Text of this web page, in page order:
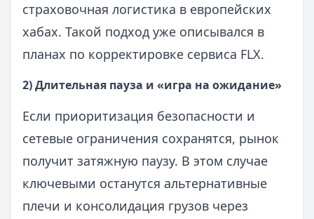
страховочная логистика в европейских
хабах. Такой подход уже описывался в
планах по корректировке сервиса FLX.
2) Длительная пауза и «игра на ожидание»
Если приоритизация безопасности и
сетевые ограничения сохранятся, рынок
получит затяжную паузу. В этом случае
ключевыми останутся альтернативные
плечи и консолидация грузов через